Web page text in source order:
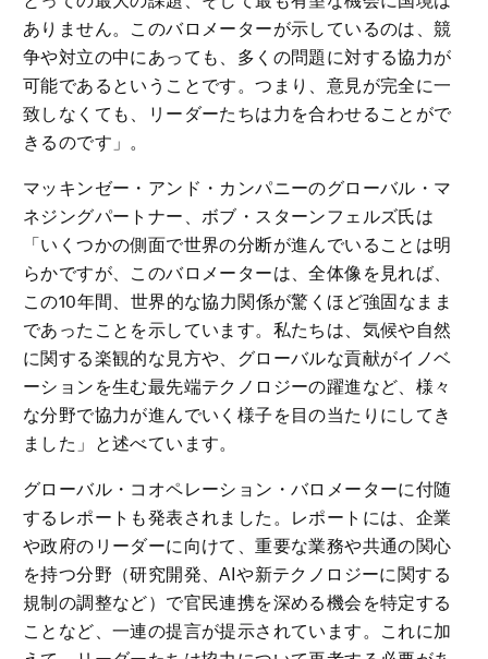
ありません。このバロメーターが示しているのは、競
争や対立の中にあっても、多くの問題に対する協力が
可能であるということです。つまり、意見が完全に一
致しなくても、リーダーたちは力を合わせることがで
きるのです」。
マッキンゼー・アンド・カンパニーのグローバル・マ
ネジングパートナー、ボブ・スターンフェルズ氏は
「いくつかの側面で世界の分断が進んでいることは明
らかですが、このバロメーターは、全体像を見れば、
この10年間、世界的な協力関係が驚くほど強固なまま
であったことを示しています。私たちは、気候や自然
に関する楽観的な見方や、グローバルな貢献がイノベ
ーションを生む最先端テクノロジーの躍進など、様々
な分野で協力が進んでいく様子を目の当たりにしてき
ました」と述べています。
グローバル・コオペレーション・バロメーターに付随
するレポートも発表されました。レポートには、企業
や政府のリーダーに向けて、重要な業務や共通の関心
を持つ分野（研究開発、AIや新テクノロジーに関する
規制の調整など）で官民連携を深める機会を特定する
ことなど、一連の提言が提示されています。これに加